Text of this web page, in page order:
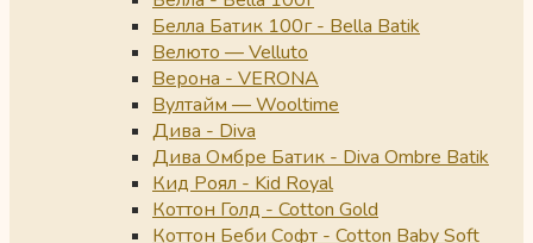
Белла Батик 100г - Bella Batik
Велюто — Velluto
Верона - VERONA
Вултайм — Wooltime
Дива - Diva
Дива Омбре Батик - Diva Ombre Batik
Кид Роял - Kid Royal
Коттон Голд - Cotton Gold
Коттон Беби Софт - Cotton Baby Soft